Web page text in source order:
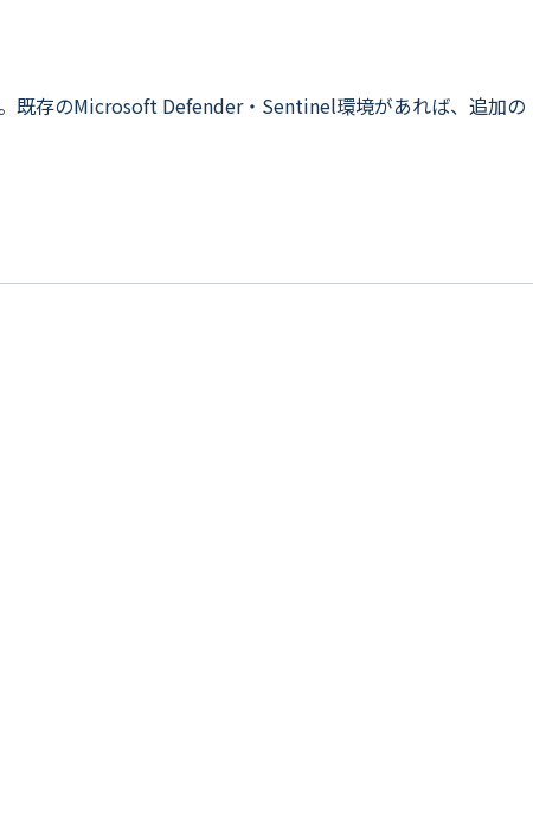
既存のMicrosoft Defender・Sentinel環境があれば、追加の